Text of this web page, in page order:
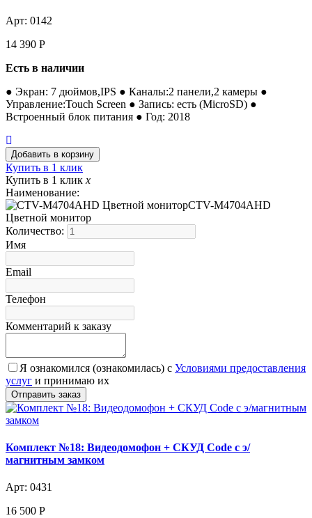
Арт: 0142
14 390 Р
Есть в наличии
● Экран: 7 дюймов,IPS ● Каналы:2 панели,2 камеры ●
Управление:Touch Screen ● Запись: есть (MicroSD) ●
Встроенный блок питания ● Год: 2018
Купить в 1 клик
Купить в 1 клик x
Наименование:
CTV-M4704AHD
Цветной монитор
Количество:
Имя
Email
Телефон
Комментарий к заказу
Я ознакомился (ознакомилась) с Условиями предоставления
услуг и принимаю их
Комплект №18: Видеодомофон + СКУД Code с э/
магнитным замком
Арт: 0431
16 500 Р